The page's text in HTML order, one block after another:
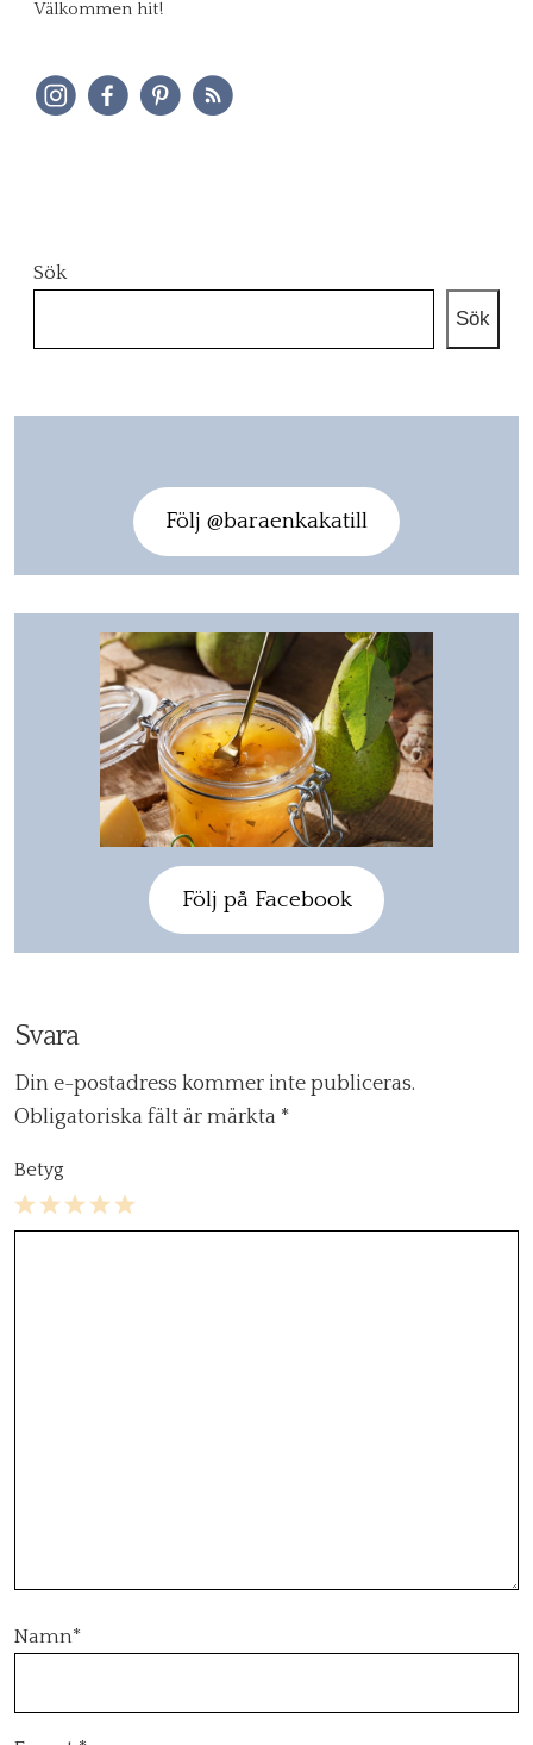
Välkommen hit!
Sök
Sök
Följ @baraenkakatill
Följ på Facebook
Svara
Din e-postadress kommer inte publiceras.
Obligatoriska fält är märkta *
Betyg
5
4
3
2
1
Namn*